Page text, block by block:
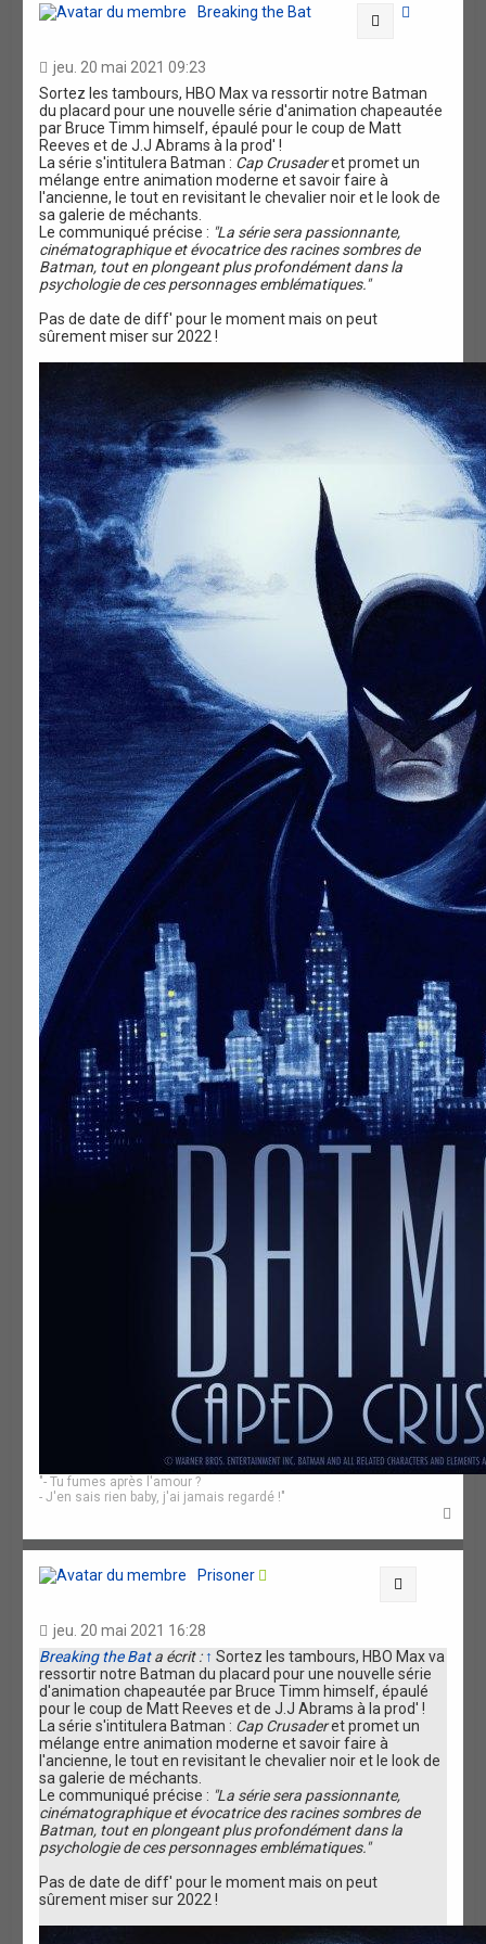
Breaking the Bat Citation
jeu. 20 mai 2021 09:23
Sortez les tambours, HBO Max va ressortir notre Batman
du placard pour une nouvelle série d'animation chapeautée
par Bruce Timm himself, épaulé pour le coup de Matt
Reeves et de J.J Abrams à la prod' !
La série s'intitulera Batman : Cap Crusaderet promet un
mélange entre animation moderne et savoir faire à
l'ancienne, le tout en revisitant le chevalier noir et le look de
sa galerie de méchants.
Le communiqué précise : "La série sera passionnante,
cinématographique et évocatrice des racines sombres de
Batman, tout en plongeant plus profondément dans la
psychologie de ces personnages emblématiques."
Pas de date de diff' pour le moment mais on peut
sûrement miser sur 2022 !
"- Tu fumes après l'amour ?
- J'en sais rien baby, j'ai jamais regardé !"
u
Prisoner
jeu. 20 mai 2021 16:28
Breaking the Bata écrit : ↑ Sortez les tambours, HBO Max va
ressortir notre Batman du placard pour une nouvelle série
d'animation chapeautée par Bruce Timm himself, épaulé
pour le coup de Matt Reeves et de J.J Abrams à la prod' !
La série s'intitulera Batman : Cap Crusaderet promet un
mélange entre animation moderne et savoir faire à
l'ancienne, le tout en revisitant le chevalier noir et le look de
sa galerie de méchants.
Le communiqué précise : "La série sera passionnante,
cinématographique et évocatrice des racines sombres de
Batman, tout en plongeant plus profondément dans la
psychologie de ces personnages emblématiques."
Pas de date de diff' pour le moment mais on peut
sûrement miser sur 2022 !